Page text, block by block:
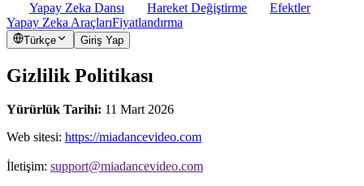
Yapay Zeka Dansı
Hareket Değiştirme
Efektler
Yapay Zeka AraçlarıFiyatlandırma
Türkçe Giriş Yap
Gizlilik Politikası
Yürürlük Tarihi: 11 Mart 2026
Web sitesi: https://miadancevideo.com
İletişim: support@miadancevideo.com